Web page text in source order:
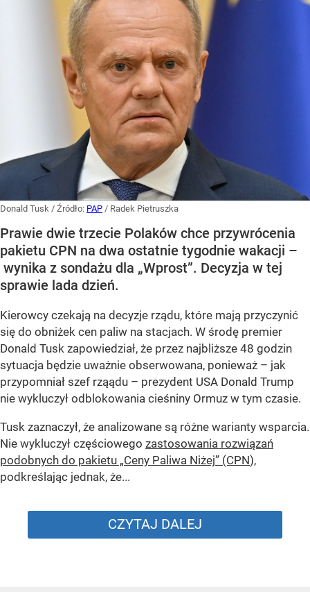
Donald Tusk / Źródło: PAP / Radek Pietruszka
Prawie dwie trzecie Polaków chce przywrócenia
pakietu CPN na dwa ostatnie tygodnie wakacji –
wynika z sondażu dla „Wprost”. Decyzja w tej
sprawie lada dzień.
Kierowcy czekają na decyzje rządu, które mają przyczynić
się do obniżek cen paliw na stacjach. W środę premier
Donald Tusk zapowiedział, że przez najbliższe 48 godzin
sytuacja będzie uważnie obserwowana, ponieważ – jak
przypomniał szef rząądu – prezydent USA Donald Trump
nie wykluczył odblokowania cieśniny Ormuz w tym czasie.
Tusk zaznaczył, że analizowane są różne warianty wsparcia.
Nie wykluczył częściowego zastosowania rozwiązań
podobnych do pakietu „Ceny Paliwa Niżej” (CPN),
podkreślając jednak, że...
CZYTAJ DALEJ